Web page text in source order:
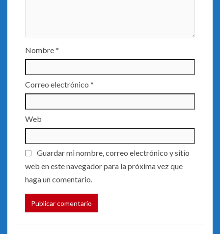
Nombre*
Correo electrónico *
Web
Guardar mi nombre, correo electrónico y sitio
web en este navegador para la próxima vez que
haga un comentario.